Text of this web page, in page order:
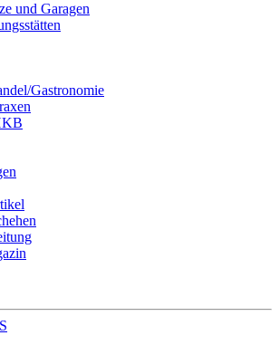
und Garagen
Gastronomie